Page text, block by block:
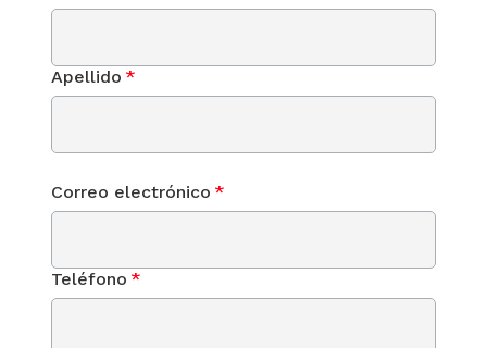
Apellido *
Correo electrónico *
Teléfono *